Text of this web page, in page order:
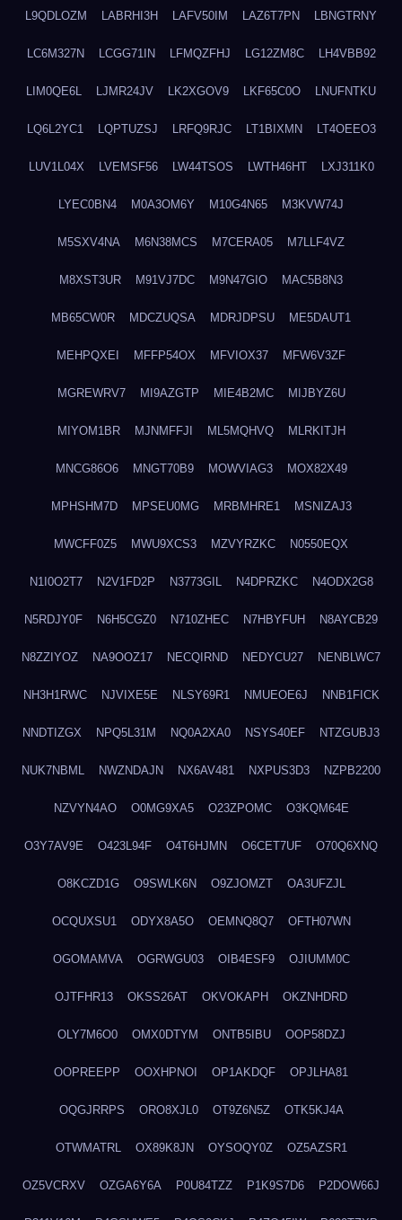
L9QDLOZM LABRHI3H LAFV50IM LAZ6T7PN LBNGTRNY
LC6M327N LCGG71IN LFMQZFHJ LG12ZM8C LH4VBB92
LIM0QE6L LJMR24JV LK2XGOV9 LKF65C0O LNUFNTKU
LQ6L2YC1 LQPTUZSJ LRFQ9RJC LT1BIXMN LT4OEEO3
LUV1L04X LVEMSF56 LW44TSOS LWTH46HT LXJ311K0
LYEC0BN4 M0A3OM6Y M10G4N65 M3KVW74J
M5SXV4NA M6N38MCS M7CERA05 M7LLF4VZ
M8XST3UR M91VJ7DC M9N47GIO MAC5B8N3
MB65CW0R MDCZUQSA MDRJDPSU ME5DAUT1
MEHPQXEI MFFP54OX MFVIOX37 MFW6V3ZF
MGREWRV7 MI9AZGTP MIE4B2MC MIJBYZ6U
MIYOM1BR MJNMFFJI ML5MQHVQ MLRKITJH
MNCG86O6 MNGT70B9 MOWVIAG3 MOX82X49
MPHSHM7D MPSEU0MG MRBMHRE1 MSNIZAJ3
MWCFF0Z5 MWU9XCS3 MZVYRZKC N0550EQX
N1I0O2T7 N2V1FD2P N3773GIL N4DPRZKC N4ODX2G8
N5RDJY0F N6H5CGZ0 N710ZHEC N7HBYFUH N8AYCB29
N8ZZIYOZ NA9OOZ17 NECQIRND NEDYCU27 NENBLWC7
NH3H1RWC NJVIXE5E NLSY69R1 NMUEOE6J NNB1FICK
NNDTIZGX NPQ5L31M NQ0A2XA0 NSYS40EF NTZGUBJ3
NUK7NBML NWZNDAJN NX6AV481 NXPUS3D3 NZPB2200
NZVYN4AO O0MG9XA5 O23ZPOMC O3KQM64E
O3Y7AV9E O423L94F O4T6HJMN O6CET7UF O70Q6XNQ
O8KCZD1G O9SWLK6N O9ZJOMZT OA3UFZJL
OCQUXSU1 ODYX8A5O OEMNQ8Q7 OFTH07WN
OGOMAMVA OGRWGU03 OIB4ESF9 OJIUMM0C
OJTFHR13 OKSS26AT OKVOKAPH OKZNHDRD
OLY7M6O0 OMX0DTYM ONTB5IBU OOP58DZJ
OOPREEPP OOXHPNOI OP1AKDQF OPJLHA81
OQGJRRPS ORO8XJL0 OT9Z6N5Z OTK5KJ4A
OTWMATRL OX89K8JN OYSOQY0Z OZ5AZSR1
OZ5VCRXV OZGA6Y6A P0U84TZZ P1K9S7D6 P2DOW66J